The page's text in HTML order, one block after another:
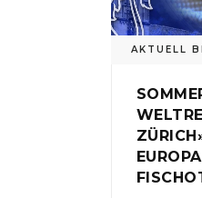
AKTUELL